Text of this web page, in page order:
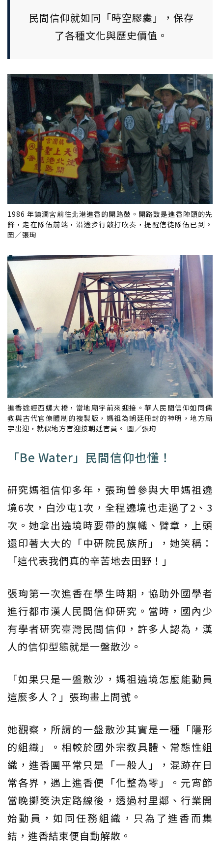
民間信仰就如同「時空膠囊」，保存
了各種文化與歷史價值。
1986 年鎮瀾宮前往北港進香的開路鼓。開路鼓是進香陣頭的先
鋒，走在隊伍前端，沿途步行敲打吹奏，提醒信徒隊伍已到。
圖／張珣
進香途經西螺大橋，當地廟宇前來迎接。華人民間信仰如同儒
教與古代官僚體制的複製版，媽祖為朝廷冊封的神明，地方廟
宇出迎，就似地方官迎接朝廷官員。 圖／張珣
「Be Water」民間信仰也懂！
研究媽祖信仰多年，張珣曾參與大甲媽祖遶
境6次，白沙屯1次，全程遶境也走過了2、3
次。她拿出遶境時要帶的旗幟、臂章，上頭
還印著大大的「中研院民族所」，她笑稱：
「這代表我們真的辛苦地去田野！」
張珣第一次進香在學生時期，協助外國學者
進行都市漢人民間信仰研究。當時，國內少
有學者研究臺灣民間信仰，許多人認為，漢
人的信仰型態就是一盤散沙。
「如果只是一盤散沙，媽祖遶境怎麼能動員
這麼多人？」張珣畫上問號。
她觀察，所謂的一盤散沙其實是一種「隱形
的組織」。相較於國外宗教具體、常態性組
織，進香團平常只是「一般人」，混跡在日
常各界，遇上進香便「化整為零」。元宵節
當晚擲筊決定路線後，透過村里鄰、行業開
始動員，如同任務組織，只為了進香而集
結，進香結束便自動解散。